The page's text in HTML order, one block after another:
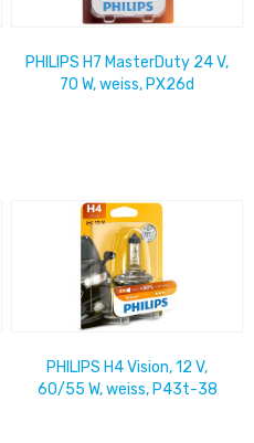
PHILIPS H7 MasterDuty 24 V,
70 W, weiss, PX26d
PHILIPS H4 Vision, 12 V,
60/55 W, weiss, P43t-38